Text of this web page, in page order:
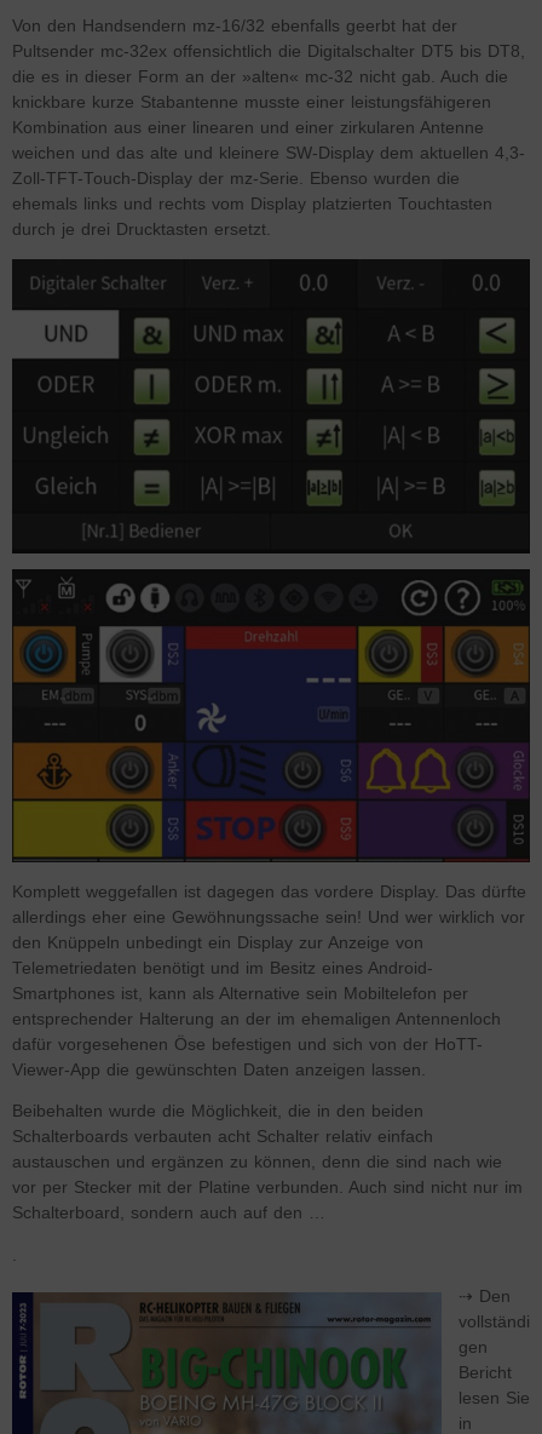
Von den Handsendern mz-16/32 ebenfalls geerbt hat der
Pultsender mc-32ex offensichtlich die Digitalschalter DT5 bis DT8,
die es in dieser Form an der »alten« mc-32 nicht gab. Auch die
knickbare kurze Stabantenne musste einer leistungsfähigeren
Kombination aus einer linearen und einer zirkularen Antenne
weichen und das alte und kleinere SW-Display dem aktuellen 4,3-
Zoll-TFT-Touch-Display der mz-Serie. Ebenso wurden die
ehemals links und rechts vom Display platzierten Touchtasten
durch je drei Drucktasten ersetzt.
Komplett weggefallen ist dagegen das vordere Display. Das dürfte
allerdings eher eine Gewöhnungssache sein! Und wer wirklich vor
den Knüppeln unbedingt ein Display zur Anzeige von
Telemetriedaten benötigt und im Besitz eines Android-
Smartphones ist, kann als Alternative sein Mobiltelefon per
entsprechender Halterung an der im ehemaligen Antennenloch
dafür vorgesehenen Öse befestigen und sich von der HoTT-
Viewer-App die gewünschten Daten anzeigen lassen.
Beibehalten wurde die Möglichkeit, die in den beiden
Schalterboards verbauten acht Schalter relativ einfach
austauschen und ergänzen zu können, denn die sind nach wie
vor per Stecker mit der Platine verbunden. Auch sind nicht nur im
Schalterboard, sondern auch auf den …
⇢ Den
vollständi
gen
Bericht
lesen Sie
in